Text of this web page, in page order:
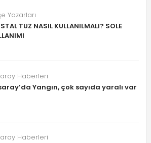
Yazarları
TUZ NASIL KULLANILMALI? SOLE
Haberleri
Yangın, çok sayıda yaralı var
Haberleri